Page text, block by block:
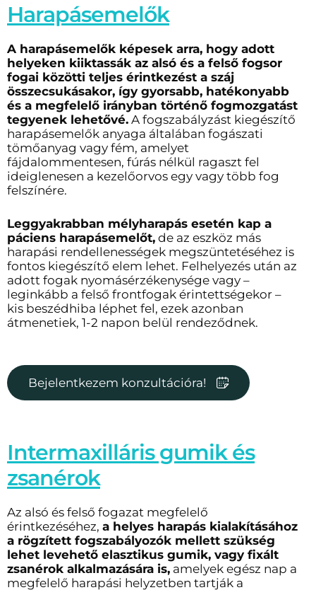
Harapásemelők
A harapásemelők képesek arra, hogy adott
helyeken kiiktassák az alsó és a felső fogsor
fogai közötti teljes érintkezést a száj
összecsukásakor, így gyorsabb, hatékonyabb
és a megfelelő irányban történő fogmozgatást
tegyenek lehetővé. A fogszabályzást kiegészítő
harapásemelők anyaga általában fogászati
tömőanyag vagy fém, amelyet
fájdalommentesen, fúrás nélkül ragaszt fel
ideiglenesen a kezelőorvos egy vagy több fog
felszínére.
Leggyakrabban mélyharapás esetén kap a
páciens harapásemelőt, de az eszköz más
harapási rendellenességek megszüntetéséhez is
fontos kiegészítő elem lehet. Felhelyezés után az
adott fogak nyomásérzékenysége vagy –
leginkább a felső frontfogak érintettségekor –
kis beszédhiba léphet fel, ezek azonban
átmenetiek, 1-2 napon belül rendeződnek.
Bejelentkezem konzultációra!
Intermaxilláris gumik és
zsanérok
Az alsó és felső fogazat megfelelő
érintkezéséhez, a helyes harapás kialakításához
a rögzített fogszabályozók mellett szükség
lehet levehető elasztikus gumik, vagy fixált
zsanérok alkalmazására is, amelyek egész nap a
megfelelő harapási helyzetben tartják a